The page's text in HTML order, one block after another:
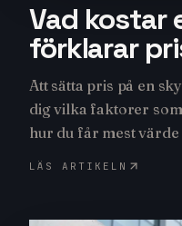
Vad kostar
förklarar
Att sätta pris på en
dig vilka faktorer
hur du får mest
LÄS ARTIKELN